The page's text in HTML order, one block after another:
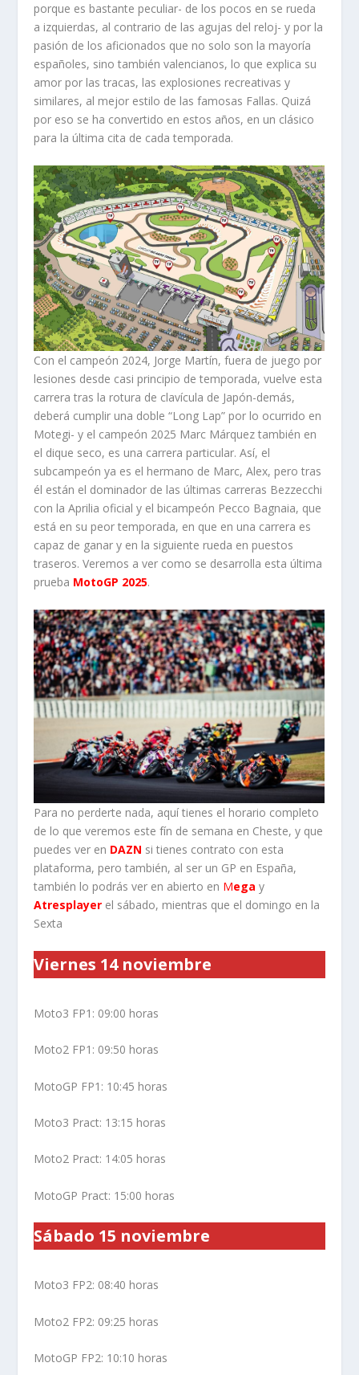
porque es bastante peculiar- de los pocos en se rueda
a izquierdas, al contrario de las agujas del reloj- y por la
pasión de los aficionados que no solo son la mayoría
españoles, sino también valencianos, lo que explica su
amor por las tracas, las explosiones recreativas y
similares, al mejor estilo de las famosas Fallas. Quizá
por eso se ha convertido en estos años, en un clásico
para la última cita de cada temporada.
Con el campeón 2024, Jorge Martín, fuera de juego por
lesiones desde casi principio de temporada, vuelve esta
carrera tras la rotura de clavícula de Japón-demás,
deberá cumplir una doble “Long Lap” por lo ocurrido en
Motegi- y el campeón 2025 Marc Márquez también en
el dique seco, es una carrera particular. Así, el
subcampeón ya es el hermano de Marc, Alex, pero tras
él están el dominador de las últimas carreras Bezzecchi
con la Aprilia oficial y el bicampeón Pecco Bagnaia, que
está en su peor temporada, en que en una carrera es
capaz de ganar y en la siguiente rueda en puestos
traseros. Veremos a ver como se desarrolla esta última
prueba MotoGP 2025.
Para no perderte nada, aquí tienes el horario completo
de lo que veremos este fín de semana en Cheste, y que
puedes ver en DAZN si tienes contrato con esta
plataforma, pero también, al ser un GP en España,
también lo podrás ver en abierto en Megay
Atresplayer el sábado, mientras que el domingo en la
Sexta
Viernes 14 noviembre
Moto3 FP1: 09:00 horas
Moto2 FP1: 09:50 horas
MotoGP FP1: 10:45 horas
Moto3 Pract: 13:15 horas
Moto2 Pract: 14:05 horas
MotoGP Pract: 15:00 horas
Sábado 15 noviembre
Moto3 FP2: 08:40 horas
Moto2 FP2: 09:25 horas
MotoGP FP2: 10:10 horas